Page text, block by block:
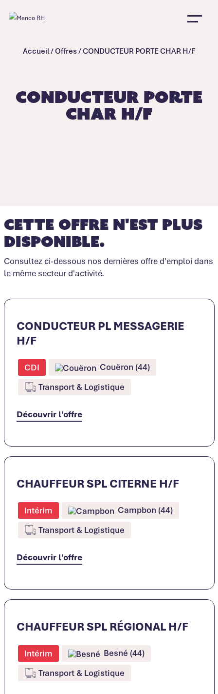
Accueil/Offres/CONDUCTEUR PORTE CHAR H/F
CONDUCTEUR PORTE
CHAR H/F
Cette offre n'est plus
disponible.
Consultez ci-dessous nos dernières offre d'emploi dans
le même secteur d'activité.
CONDUCTEUR PL MESSAGERIE
H/F
CDI
Couëron (44)
Transport & Logistique
Découvrir l'offre
CHAUFFEUR SPL CITERNE H/F
Intérim
Campbon (44)
Transport & Logistique
Découvrir l'offre
CHAUFFEUR SPL RÉGIONAL H/F
Intérim
Besné (44)
Transport & Logistique